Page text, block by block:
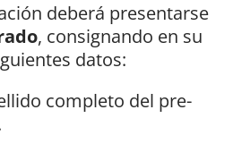
deberá presentarse
, consignando en su
datos:
completo del pre-